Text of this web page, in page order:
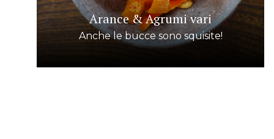
Arance & Agrumi vari
Anche le bucce sono squisite!